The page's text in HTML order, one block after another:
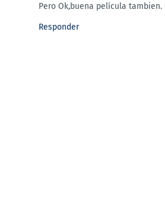
Pero Ok,buena película
Responder